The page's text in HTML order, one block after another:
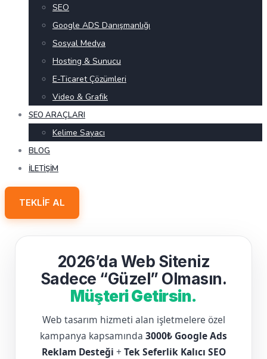
SEO
Google ADS Danışmanlığı
Sosyal Medya
Hosting & Sunucu
E-Ticaret Çözümleri
Video & Grafik
SEO ARAÇLARI
Kelime Sayacı
BLOG
İLETIŞIM
TEKLIF AL
2026’da Web Siteniz
Sadece “Güzel” Olmasın.
Müşteri Getirsin.
Web tasarım hizmeti alan işletmelere özel
kampanya kapsamında 3000₺ Google Ads
Reklam Desteği + Tek Seferlik Kalıcı SEO